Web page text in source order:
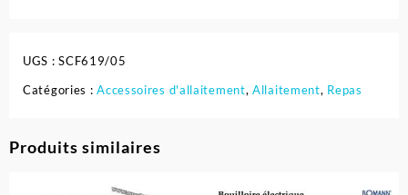
UGS :SCF619/05
Catégories :Accessoires d'allaitement,Allaitement, Repas
Produits similaires